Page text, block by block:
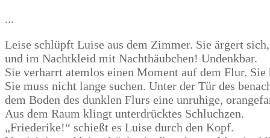
...
Leise schlüpft Luise aus dem Zimmer. Sie ärgert
und im Nachtkleid mit Nachthäubchen! Undenkbar.
Sie verharrt atemlos einen Moment auf dem Flur.
Sie muss nicht lange suchen. Unter der Tür des
dem Boden des dunklen Flurs eine unruhige,
Aus dem Raum klingt unterdrücktes Schluchzen.
„Friederike!“ schießt es Luise durch den Kopf.